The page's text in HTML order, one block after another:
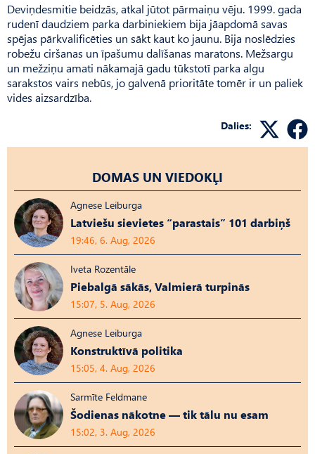
Deviņdesmitie beidzās, atkal jūtot pārmaiņu vēju. 1999. gada
rudenī daudziem parka darbiniekiem bija jāapdomā savas
spējas pārkvalificēties un sākt kaut ko jaunu. Bija noslēdzies
robežu ciršanas un īpašumu dalīšanas maratons. Mežsargu
un mežziņu amati nākamajā gadu tūkstotī parka algu
sarakstos vairs nebūs, jo galvenā prioritāte tomēr ir un paliek
vides aizsardzība.
Dalies:
DOMAS UN VIEDOKĻI
Agnese Leiburga
Latviešu sievietes “parastais” 101 darbiņš
19:46, 6. Aug, 2026
Iveta Rozentāle
Piebalgā sākās, Valmierā turpinās
15:07, 5. Aug, 2026
Agnese Leiburga
Konstruktīvā politika
15:05, 4. Aug, 2026
Sarmīte Feldmane
Šodienas nākotne — tik tālu nu esam
15:02, 3. Aug, 2026